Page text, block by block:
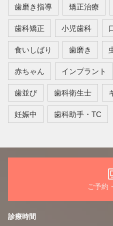
歯磨き指導 矯正治療
歯科矯正 小児歯科
食いしばり 歯磨き
赤ちゃん インプラント
歯並び 歯科衛生士
妊娠中 歯科助手・TC
ご予約
診療時間